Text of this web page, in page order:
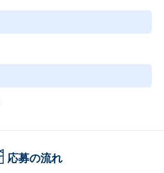
応募の流れ